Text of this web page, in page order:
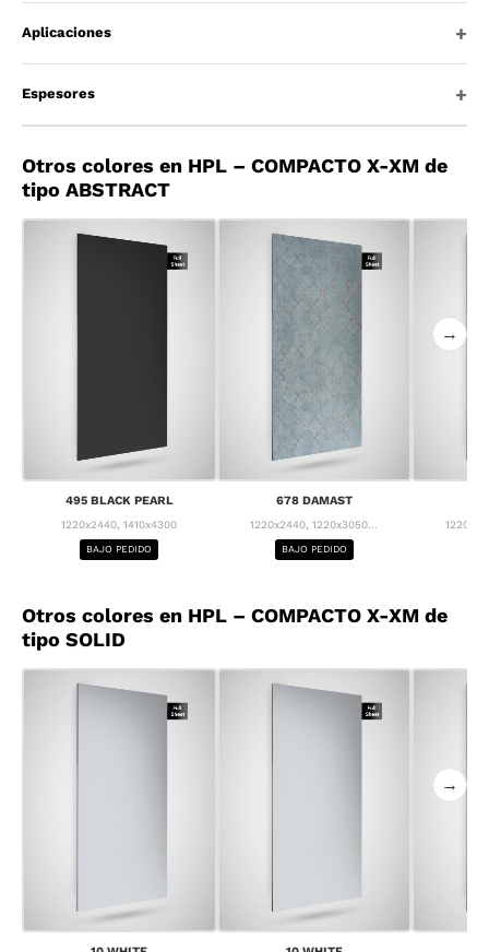
Aplicaciones
Espesores
Otros colores en HPL – COMPACTO X-XM de
tipo ABSTRACT
495 BLACK PEARL
1220x2440, 1410x4300
BAJO PEDIDO
678 DAMAST
1220x2440, 1220x3050...
BAJO PEDIDO
→
Otros colores en HPL – COMPACTO X-XM de
tipo SOLID
→